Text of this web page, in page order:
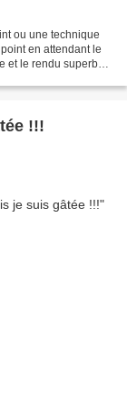
ou une technique
en attendant le
et le rendu superbe !!
!!!